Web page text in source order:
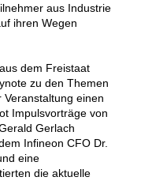
aus Industrie
ihren Wegen
dem Freistaat
zu den Themen
Veranstaltung einen
Impulsvorträge von
Gerlach
Infineon CFO Dr.
eine
die aktuelle